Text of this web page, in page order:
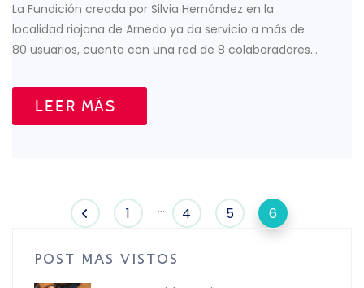
La Fundición creada por Silvia Hernández en la
localidad riojana de Arnedo ya da servicio a más de
80 usuarios, cuenta con una red de 8 colaboradores…
LEER MÁS
1 … 4 5 6
POST MAS VISTOS